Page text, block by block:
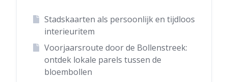
Stadskaarten als persoonlijk en tijdloos
interieuritem
Voorjaarsroute door de Bollenstreek:
ontdek lokale parels tussen de
bloembollen